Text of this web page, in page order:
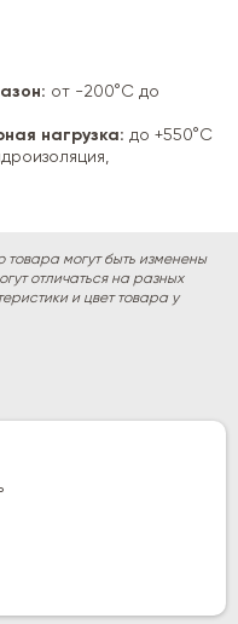
от -200°C до
нагрузка: до +550°C
товара могут быть изменены
отличаться на разных
и цвет товара у